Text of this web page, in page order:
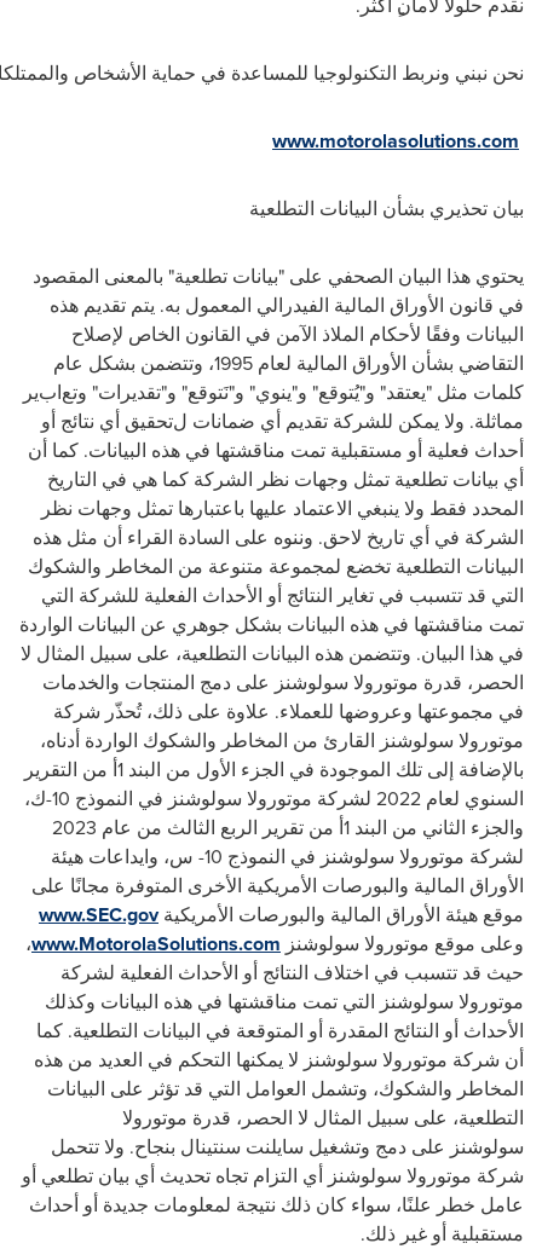
نحن نبني ونربط التكنولوجيا للمساعدة في حماية الأشخاص
www.motorolasolutions.com
بيان تحذيري بشأن البيانات التطلعية
يحتوي هذا البيان الصحفي على "بيانات تطلعية" بالمعنى المقصود
في قانون الأوراق المالية الفيدرالي المعمول به. يتم تقديم هذه
البيانات وفقًا لأحكام الملاذ الآمن في القانون الخاص لإصلاح
التقاضي بشأن الأوراق المالية لعام 1995، وتتضمن بشكل عام
كلمات مثل "يعتقد" و"يُتوقع" و"ينوي" و"نَتوقع" و"تقديرات" وتعابير
مماثلة. ولا يمكن للشركة تقديم أي ضمانات لتحقيق أي نتائج أو
أحداث فعلية أو مستقبلية تمت مناقشتها في هذه البيانات. كما أن
أي بيانات تطلعية تمثل وجهات نظر الشركة كما هي في التاريخ
المحدد فقط ولا ينبغي الاعتماد عليها باعتبارها تمثل وجهات نظر
الشركة في أي تاريخ لاحق. وننوه على السادة القراء أن مثل هذه
البيانات التطلعية تخضع لمجموعة متنوعة من المخاطر والشكوك
التي قد تتسبب في تغاير النتائج أو الأحداث الفعلية للشركة التي
تمت مناقشتها في هذه البيانات بشكل جوهري عن البيانات الواردة
في هذا البيان. وتتضمن هذه البيانات التطلعية، على سبيل المثال لا
الحصر، قدرة موتورولا سولوشنز على دمج المنتجات والخدمات
في مجموعتها وعروضها للعملاء. علاوة على ذلك، تُحذّر شركة
موتورولا سولوشنز القارئ من المخاطر والشكوك الواردة أدناه،
بالإضافة إلى تلك الموجودة في الجزء الأول من البند 1أ من التقرير
السنوي لعام 2022 لشركة موتورولا سولوشنز في النموذج 10-ك،
والجزء الثاني من البند 1أ من تقرير الربع الثالث من عام 2023
لشركة موتورولا سولوشنز في النموذج 10- س، وايداعات هيئة
الأوراق المالية والبورصات الأمريكية الأخرى المتوفرة مجانًا على
موقع هيئة الأوراق المالية والبورصات الأمريكيةwww.SEC.gov
وعلى موقع موتورولا سولوشنز www.MotorolaSolutions.com،
حيث قد تتسبب في اختلاف النتائج أو الأحداث الفعلية لشركة
موتورولا سولوشنز التي تمت مناقشتها في هذه البيانات وكذلك
الأحداث أو النتائج المقدرة أو المتوقعة في البيانات التطلعية. كما
أن شركة موتورولا سولوشنز لا يمكنها التحكم في العديد من هذه
المخاطر والشكوك، وتشمل العوامل التي قد تؤثر على البيانات
التطلعية، على سبيل المثال لا الحصر، قدرة موتورولا
سولوشنز على دمج وتشغيل سايلنت سنتينال بنجاح. ولا تتحمل
شركة موتورولا سولوشنز أي التزام تجاه تحديث أي بيان تطلعي أو
عامل خطر علنًا، سواء كان ذلك نتيجة لمعلومات جديدة أو أحداث
مستقبلية أو غير ذلك.